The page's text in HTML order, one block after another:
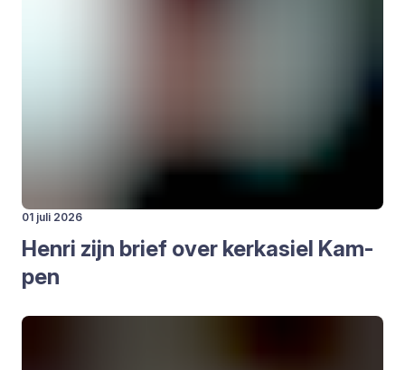
01 juli 2026
Hen­ri zijn brief over kerk­asiel Kam­
pen